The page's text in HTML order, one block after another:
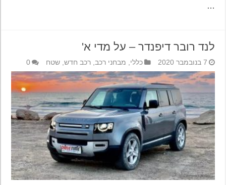
לנד רובר דיפנדר – על מדי א'
7 בנובמבר 2020 כללי,מבחני רכב,רכב חדש,שטח 0